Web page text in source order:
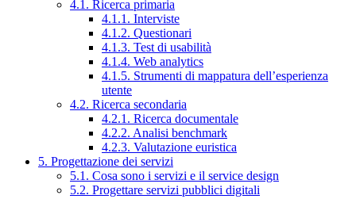
4.1. Ricerca primaria
4.1.1. Interviste
4.1.2. Questionari
4.1.3. Test di usabilità
4.1.4. Web analytics
4.1.5. Strumenti di mappatura dell’esperienza
utente
4.2. Ricerca secondaria
4.2.1. Ricerca documentale
4.2.2. Analisi benchmark
4.2.3. Valutazione euristica
5. Progettazione dei servizi
5.1. Cosa sono i servizi e il service design
5.2. Progettare servizi pubblici digitali